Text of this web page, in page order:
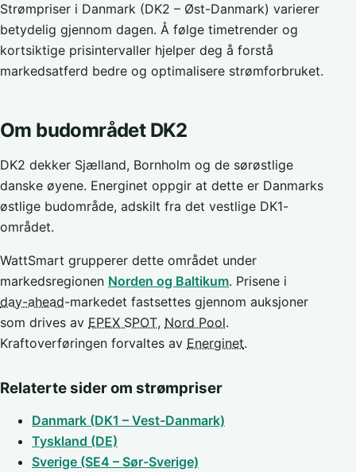
Strømpriser i Danmark (DK2 – Øst-Danmark) varierer
betydelig gjennom dagen. Å følge timetrender og
kortsiktige prisintervaller hjelper deg å forstå
markedsatferd bedre og optimalisere strømforbruket.
Om budområdet DK2
DK2 dekker Sjælland, Bornholm og de sørøstlige
danske øyene. Energinet oppgir at dette er Danmarks
østlige budområde, adskilt fra det vestlige DK1-
området.
WattSmart grupperer dette området under
markedsregionen Norden og Baltikum. Prisene i
day-ahead-markedet fastsettes gjennom auksjoner
som drives av EPEX SPOT, Nord Pool.
Kraftoverføringen forvaltes av Energinet.
Relaterte sider om strømpriser
Danmark (DK1 – Vest-Danmark)
Tyskland (DE)
Sverige (SE4 – Sør-Sverige)